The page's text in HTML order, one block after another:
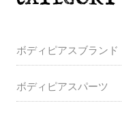
ボディピアスブランド
ボディピアスパーツ